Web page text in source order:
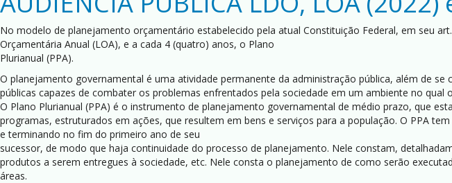
No modelo de planejamento orçamentário estabelecido pela atual Constituição Federal, em seu
Orçamentária Anual (LOA), e a cada 4 (quatro) anos, o Plano
Plurianual (PPA).
O planejamento governamental é uma atividade permanente da administração pública, além de
públicas capazes de combater os problemas enfrentados pela sociedade em um ambiente no
O Plano Plurianual (PPA) é o instrumento de planejamento governamental de médio prazo, que
programas, estruturados em ações, que resultem em bens e serviços para a população. O PPA
e terminando no fim do primeiro ano de seu
sucessor, de modo que haja continuidade do processo de planejamento. Nele constam,
produtos a serem entregues à sociedade, etc. Nele consta o planejamento de como serão
áreas.